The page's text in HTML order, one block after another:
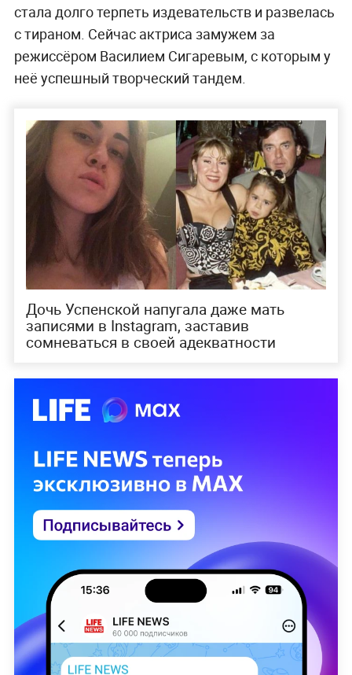
стала долго терпеть издевательств и развелась
с тираном. Сейчас актриса замужем за
режиссёром Василием Сигаревым, с которым у
неё успешный творческий тандем.
Дочь Успенской напугала даже мать
записями в Instagram, заставив
сомневаться в своей адекватности